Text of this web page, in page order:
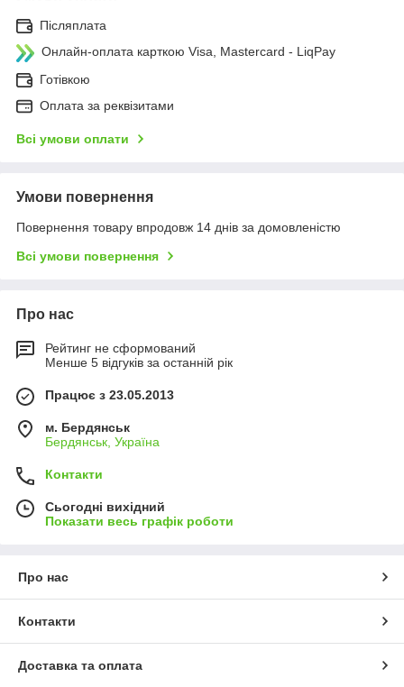
Післяплата
Онлайн-оплата карткою Visa, Mastercard - LiqPay
Готівкою
Оплата за реквізитами
Всі умови оплати
Умови повернення
Повернення товару впродовж 14 днів за домовленістю
Всі умови повернення
Про нас
Рейтинг не сформований
Менше 5 відгуків за останній рік
Працює з 23.05.2013
м. Бердянськ
Бердянськ, Україна
Контакти
Сьогодні вихідний
Показати весь графік роботи
Про нас
Контакти
Доставка та оплата